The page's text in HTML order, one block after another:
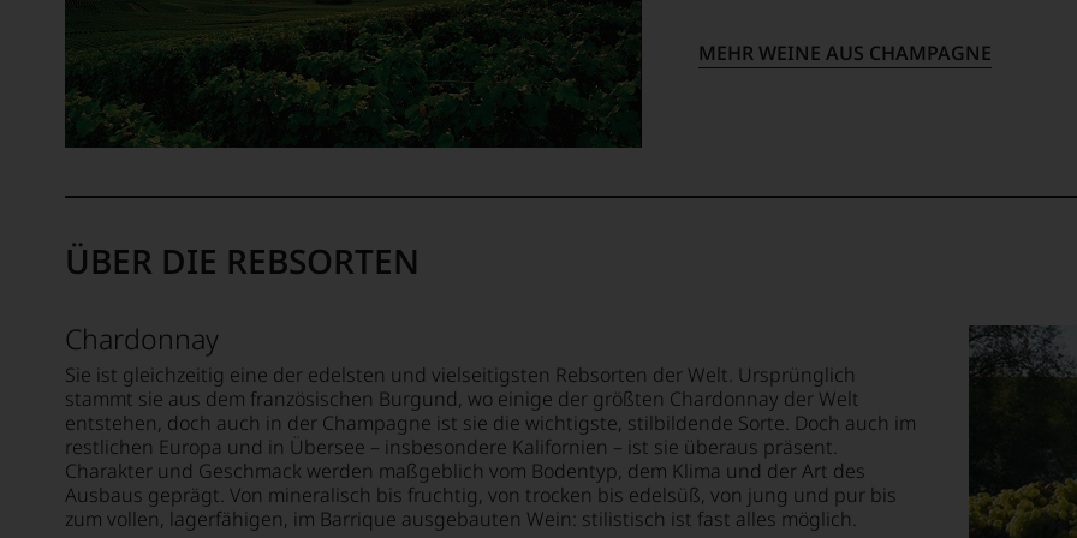
unserem
Webshop,
um
zu
unterstreichen,
welch
Niveau
sich
Weinselektion
bewegt.
Das
aber
genügt
uns
nicht
mehr.
MEHR WEINE AUS CHAMPAGNE
ÜBER DIE REBSORTEN
Chardonnay
Sie ist gleichzeitig eine der edelsten und vielseitigsten Rebsorten der Welt. Ursprünglich
stammt sie aus dem französischen Burgund, wo einige der größten Chardonnay der Welt
entstehen, doch auch in der Champagne ist sie die wichtigste, stilbildende Sorte. Doch auch im
restlichen Europa und in Übersee – insbesondere Kalifornien – ist sie überaus präsent.
Charakter und Geschmack werden maßgeblich vom Bodentyp, dem Klima und der Art des
Ausbaus geprägt. Von mineralisch bis fruchtig, von trocken bis edelsüß, von jung und pur bis
zum vollen, lagerfähigen, im Barrique ausgebauten Wein: stilistisch ist fast alles möglich.